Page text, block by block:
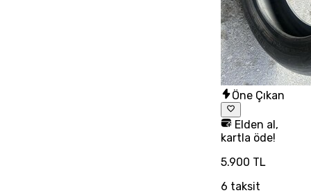
Öne Çıkan
Elden al,
kartla öde!
5.900 TL
6 taksit